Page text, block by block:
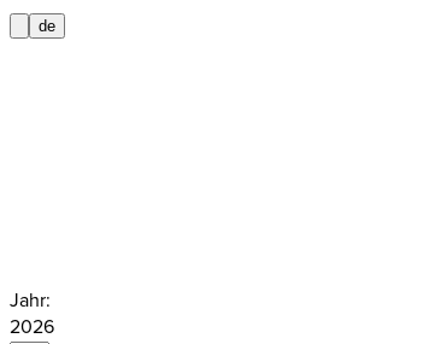
de
Jahr:
2026